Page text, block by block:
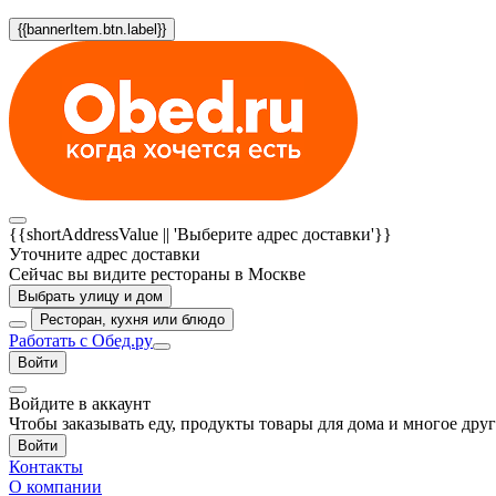
{{bannerItem.btn.label}}
{{shortAddressValue || 'Выберите адрес доставки'}}
Уточните адрес доставки
Сейчас вы видите рестораны в Москве
Выбрать улицу и дом
Ресторан, кухня или блюдо
Работать с Обед.ру
Войти
Войдите в аккаунт
Чтобы заказывать еду, продукты товары для дома и многое
Войти
Контакты
О компании